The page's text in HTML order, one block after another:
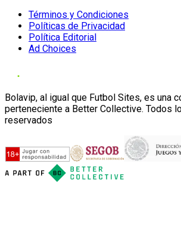
Términos y Condiciones
Políticas de Privacidad
Política Editorial
Ad Choices
Bolavip, al igual que Futbol Sites, es una
perteneciente a Better Collective. Todos
reservados